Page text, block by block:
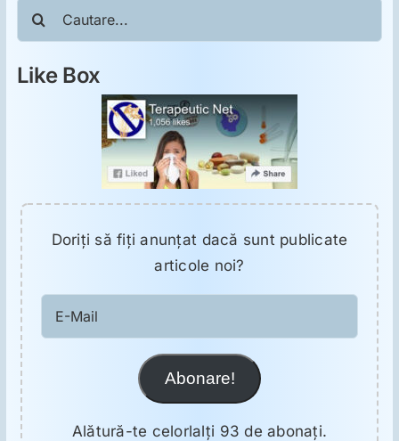
Cautare...
Like Box
Doriţi să fiţi anunţat dacă sunt publicate
articole noi?
Mail
Abonare!
Alătură-te celorlalți 93 de abonați.